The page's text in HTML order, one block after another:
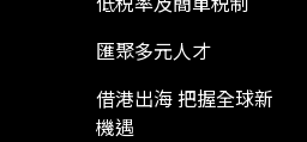
匯聚多元人才
借港出海 把握全球新
機遇